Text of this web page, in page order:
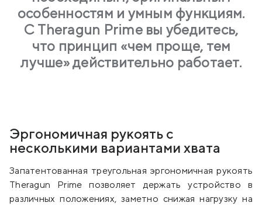
особенностям и умным функциям.
С Theragun Prime вы убедитесь,
что принцип «чем проще, тем
лучше» действительно работает.
Эргономичная рукоять с
несколькими вариантами хвата
Запатентованная треугольная эргономичная рукоять
Theragun Prime позволяет держать устройство в
различных положениях, заметно снижая нагрузку на